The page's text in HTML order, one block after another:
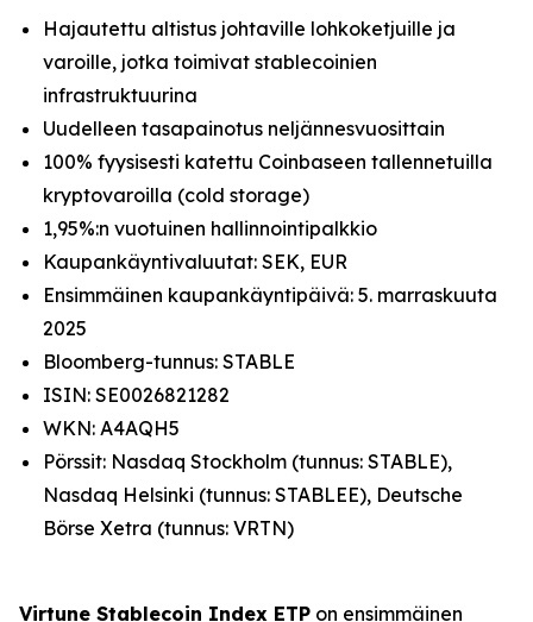
Hajautettu altistus johtaville lohkoketjuille ja
varoille, jotka toimivat stablecoinien
infrastruktuurina
Uudelleen tasapainotus neljännesvuosittain
100% fyysisesti katettu Coinbaseen tallennetuilla
kryptovaroilla (cold storage)
1,95%:n vuotuinen hallinnointipalkkio
Kaupankäyntivaluutat: SEK, EUR
Ensimmäinen kaupankäyntipäivä: 5. marraskuuta
2025
Bloomberg-tunnus: STABLE
ISIN: SE0026821282
WKN: A4AQH5
Pörssit: Nasdaq Stockholm (tunnus: STABLE),
Nasdaq Helsinki (tunnus: STABLEE), Deutsche
Börse Xetra (tunnus: VRTN)
Virtune Stablecoin Index ETP on ensimmäinen